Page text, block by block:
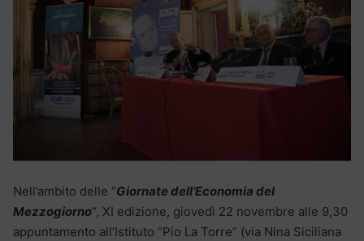
Nell’ambito delle “Giornate dell’Economia del
Mezzogiorno“, XI edizione, giovedì 22 novembre alle 9,30
appuntamento all’Istituto “Pio La Torre” (via Nina Siciliana